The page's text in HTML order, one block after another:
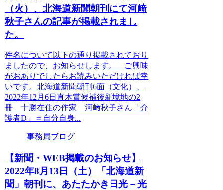
（火）、北海道新聞朝刊にて河﨑
秋子さんの記事が掲載されまし
た。
件名について以下の通り掲載されており
ましたので、お知らせします。 ご興味
がおありでしたらお読みいただければ幸
いです。北海道新聞朝刊6面（文化）、
2022年12月6日直木賞候補後新境地の2
冊 十勝在住の作家 河﨑秋子さん「介
護者D」＝自分自身...
事務局ブログ
【新聞・WEB掲載のお知らせ】
2022年8月13日（土）「北海道新
聞」朝刊に、あたたかき日光－光